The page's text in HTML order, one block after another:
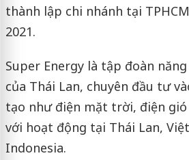
thành lập chi nhánh tại
2021.
Super Energy là tập đoàn
của Thái Lan, chuyên đầu tư
tạo như điện mặt trời, điện gió
với hoạt động tại Thái Lan,
Indonesia.